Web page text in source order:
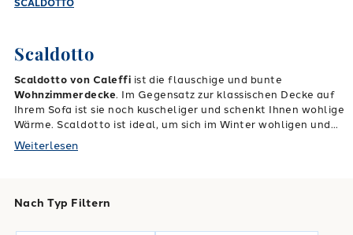
SCALDOTTO
Scaldotto
Scaldotto von Caleffi ist die flauschige und bunte
Wohnzimmerdecke. Im Gegensatz zur klassischen Decke auf
Ihrem Sofa ist sie noch kuscheliger und schenkt Ihnen wohlige
Wärme. Scaldotto ist ideal, um sich im Winter wohligen und
warmen Momenten der Entspannung hinzugeben, dazu ein
stilvolles und elegantes Design. Caleffi bietet Ihnen die
bedruckten Karo wählen können. Caleffi verwendet eine große
perfekten Sofadecke, die durch ihren edlen Stil und einmaligen
Weiterlesen
Nach Typ Filtern